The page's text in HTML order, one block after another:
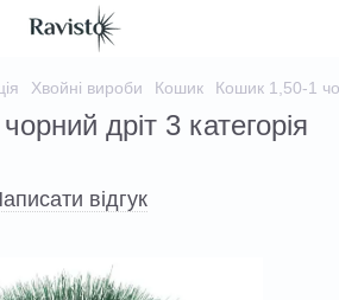
Хвойні вироби Кошик Кошик 1,50-1
дріт 3 категорія
відгук